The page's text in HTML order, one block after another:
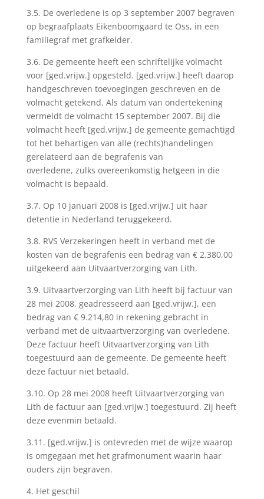
3.5. De overledene is op 3 september 2007 begraven
op begraafplaats Eikenboomgaard te Oss, in een
familiegraf met grafkelder.
3.6. De gemeente heeft een schriftelijke volmacht
voor [ged.vrijw.] opgesteld. [ged.vrijw.] heeft daarop
handgeschreven toevoegingen geschreven en de
volmacht getekend. Als datum van ondertekening
vermeldt de volmacht 15 september 2007. Bij die
volmacht heeft [ged.vrijw.] de gemeente gemachtigd
tot het behartigen van alle (rechts)handelingen
gerelateerd aan de begrafenis van
overledene, zulks overeenkomstig hetgeen in die
volmacht is bepaald.
3.7. Op 10 januari 2008 is [ged.vrijw.] uit haar
detentie in Nederland teruggekeerd.
3.8. RVS Verzekeringen heeft in verband met de
kosten van de begrafenis een bedrag van € 2.380,00
uitgekeerd aan Uitvaartverzorging van Lith.
3.9. Uitvaartverzorging van Lith heeft bij factuur van
28 mei 2008, geadresseerd aan [ged.vrijw.], een
bedrag van € 9.214,80 in rekening gebracht in
verband met de uitvaartverzorging van overledene.
Deze factuur heeft Uitvaartverzorging van Lith
toegestuurd aan de gemeente. De gemeente heeft
deze factuur niet betaald.
3.10. Op 28 mei 2008 heeft Uitvaartverzorging van
Lith de factuur aan [ged.vrijw.] toegestuurd. Zij heeft
deze evenmin betaald.
3.11. [ged.vrijw.] is ontevreden met de wijze waarop
is omgegaan met het grafmonument waarin haar
ouders zijn begraven.
4. Het geschil